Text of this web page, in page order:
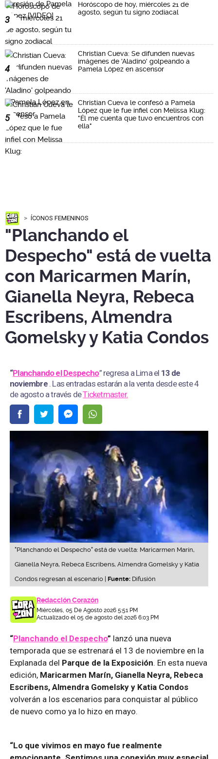
3
Horóscopo de hoy, miércoles 21 de
agosto, según tu signo zodiacal
4
Christian Cueva: Se difunden nuevas
imágenes de 'Aladino' golpeando a
Pamela López en ascensor
5
Christian Cueva le confesó a Pamela
López que le fue infiel con Melissa Klug:
"Él me cuenta que tuvo encuentros con
ella"
ÍCONOS FEMENINOS
"Planchando el
Despecho" está de vuelta
con Maricarmen Marín,
Gianella Neyra, Rebeca
Escribens, Almendra
Gomelsky y Katia Condos
“Planchando el Despecho” regresa a Lima el 13 de
noviembre . Las entradas estarán a la venta desde este 4
de agosto a través deTicketmaster.
"Planchando el Despecho" está de vuelta: Maricarmen Marín,
Gianella Neyra, Rebeca Escribens, Almendra Gomelsky y Katia
Condos regresan al escenario | Fuente: Difusión
Redacción Corazón
Miércoles, 05 De Agosto 2026 5:51 PM
Actualizado el 05 de agosto del 2026 6:03 PM
“Planchando el Despecho” lanzó una nueva
temporada que se estrenará el 13 de noviembre en la
Explanada del Parque de la Exposición. En esta nueva
edición, Maricarmen Marín, Gianella Neyra, Rebeca
Escribens, Almendra Gomelsky y Katia Condos
volverán a los escenarios para conquistar al público
de nuevo como ya lo hizo en mayo.
“Lo que vivimos en mayo fue realmente